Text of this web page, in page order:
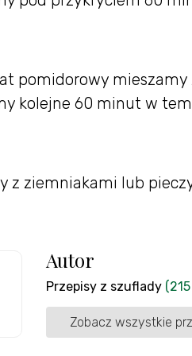
pomidorowy
kolejne 60 minut w
z ziemniakami lub
Autor
Przepisy z szuflady
Zobacz wszystkie